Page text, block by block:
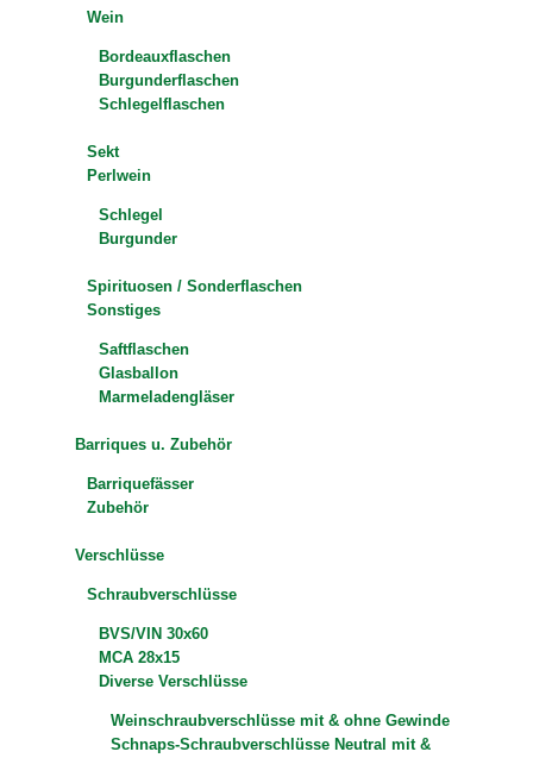
Wein
Bordeauxflaschen
Burgunderflaschen
Schlegelflaschen
Sekt
Perlwein
Schlegel
Burgunder
Spirituosen / Sonderflaschen
Sonstiges
Saftflaschen
Glasballon
Marmeladengläser
Barriques u. Zubehör
Barriquefässer
Zubehör
Verschlüsse
Schraubverschlüsse
BVS/VIN 30x60
MCA 28x15
Diverse Verschlüsse
Weinschraubverschlüsse mit & ohne Gewinde
Schnaps-Schraubverschlüsse Neutral mit &